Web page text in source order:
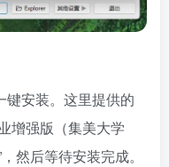
键安装。这里提供的
增强版（集美大学
然后等待安装完成。